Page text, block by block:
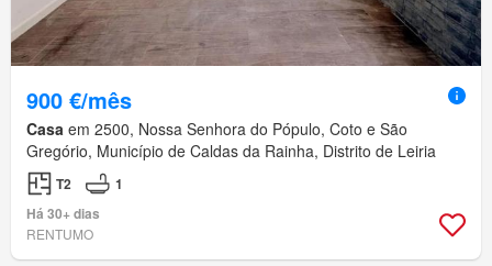
900 €/mês
Casa em 2500, Nossa Senhora do Pópulo, Coto e São
Gregório, Município de Caldas da Rainha, Distrito de Leiria
T2
1
Há 30+ dias
RENTUMO